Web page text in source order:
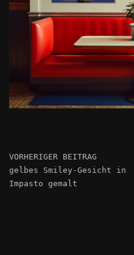
VORHERIGER BEITRAG
gelbes Smiley-Gesicht in
Impasto gemalt